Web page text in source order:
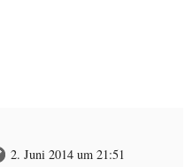
2. Juni 2014 um 21:51